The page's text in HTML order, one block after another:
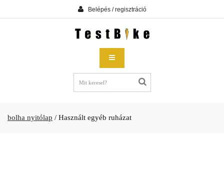
Belépés / regisztráció
bolha nyitólap / Használt egyéb ruházat